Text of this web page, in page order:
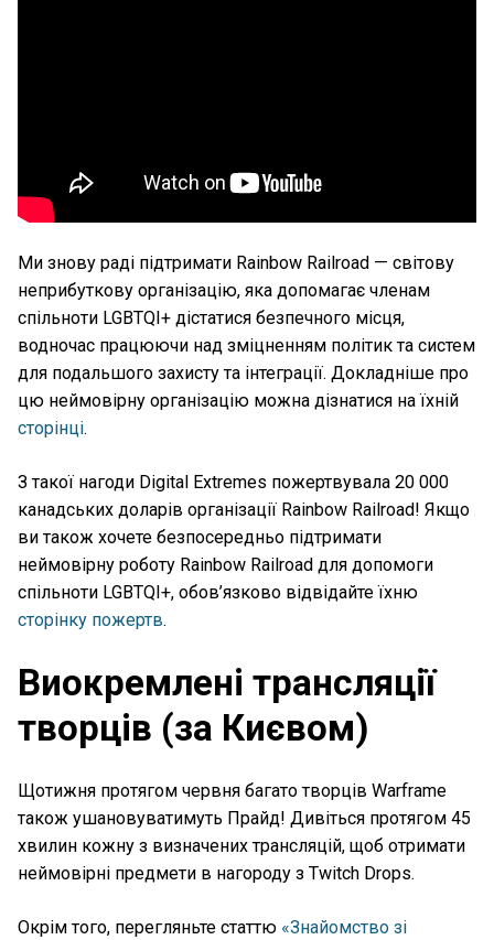
Ми знову раді підтримати Rainbow Railroad — світову
неприбуткову організацію, яка допомагає членам
спільноти LGBTQI+ дістатися безпечного місця,
водночас працюючи над зміцненням політик та систем
для подальшого захисту та інтеграції. Докладніше про
цю неймовірну організацію можна дізнатися на їхній
сторінці.
З такої нагоди Digital Extremes пожертвувала 20 000
канадських доларів організації Rainbow Railroad! Якщо
ви також хочете безпосередньо підтримати
неймовірну роботу Rainbow Railroad для допомоги
спільноти LGBTQI+, обов’язково відвідайте їхню
сторінку пожертв.
Виокремлені трансляції
творців (за Києвом)
Щотижня протягом червня багато творців Warframe
також ушановуватимуть Прайд! Дивіться протягом 45
хвилин кожну з визначених трансляцій, щоб отримати
неймовірні предмети в нагороду з Twitch Drops.
Окрім того, перегляньте статтю «Знайомство зі